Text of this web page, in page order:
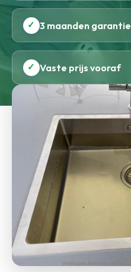
✓ 3 maanden garantie
✓ Vaste prijs vooraf